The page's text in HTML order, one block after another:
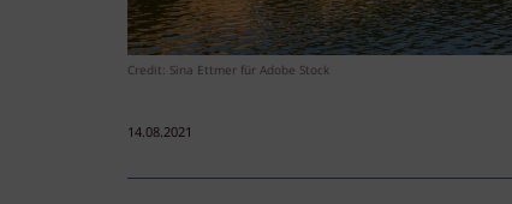
Credit: Sina Ettmer für Adobe Stock
14.08.2021